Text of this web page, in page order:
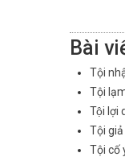
Bài
Tội
Tội
Tội lợi
Tội
Tội cố